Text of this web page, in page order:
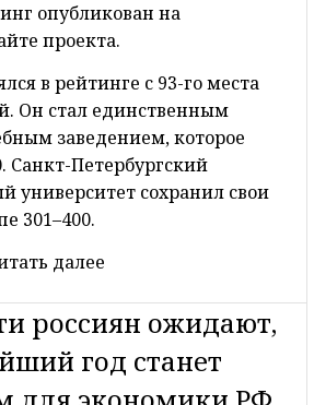
опубликован на
проекта.
в рейтинге с 93-го места
Он стал единственным
заведением, которое
Санкт-Петербургский
университет сохранил свои
301–400.
далее
россиян ожидают,
год станет